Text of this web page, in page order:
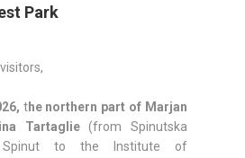
Park
the northern part of Marjan
Tartaglie(from Spinutska
to the Institute of